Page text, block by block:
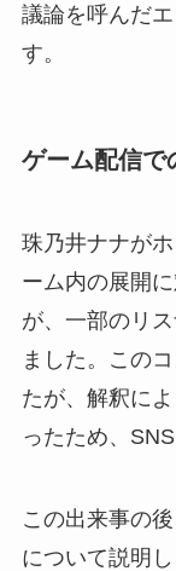
議論を呼んだ
す。
ゲーム配信で
珠乃井ナナが
ーム内の展開
が、一部のリ
ました。この
たが、解釈に
ったため、
この出来事の
について説明